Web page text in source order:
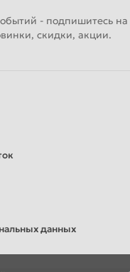
- подпишитесь на
скидки, акции.
данных